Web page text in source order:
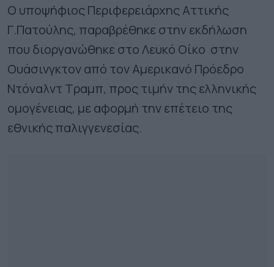
Ο υποψήφιος Περιφερειάρχης Αττικής
Γ.Πατούλης, παραβρέθηκε στην εκδήλωση
που διοργανώθηκε στο Λευκό Οίκο στην
Ουάσινγκτον από τον Αμερικανό Πρόεδρο
Ντόναλντ Τραμπ, προς τιμήν της ελληνικής
ομογένειας, με αφορμή την επέτειο της
εθνικής παλιγγενεσίας.